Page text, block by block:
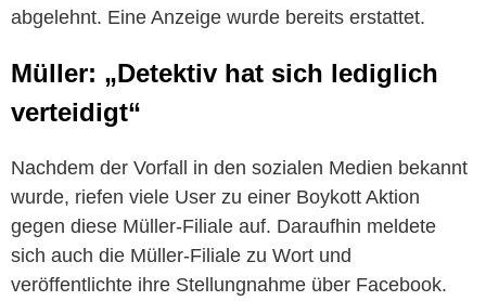
abgelehnt. Eine Anzeige wurde bereits erstattet.
Müller: „Detektiv hat sich lediglich
verteidigt“
Nachdem der Vorfall in den sozialen Medien bekannt
wurde, riefen viele User zu einer Boykott Aktion
gegen diese Müller-Filiale auf. Daraufhin meldete
sich auch die Müller-Filiale zu Wort und
veröffentlichte ihre Stellungnahme über Facebook.